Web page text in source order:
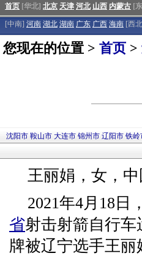
首页 [华北] 北京 天津 河北 山西 内蒙古 [
[中南] 河南 湖北 湖南 广东 广西 海南 [西
您现在的位置 > 首页 >
沈阳市 鞍山市 大连市 锦州市 辽阳市 铁岭
王丽娟，女，
2021年4月18日
省射击射箭自行
牌被辽宁选手王丽